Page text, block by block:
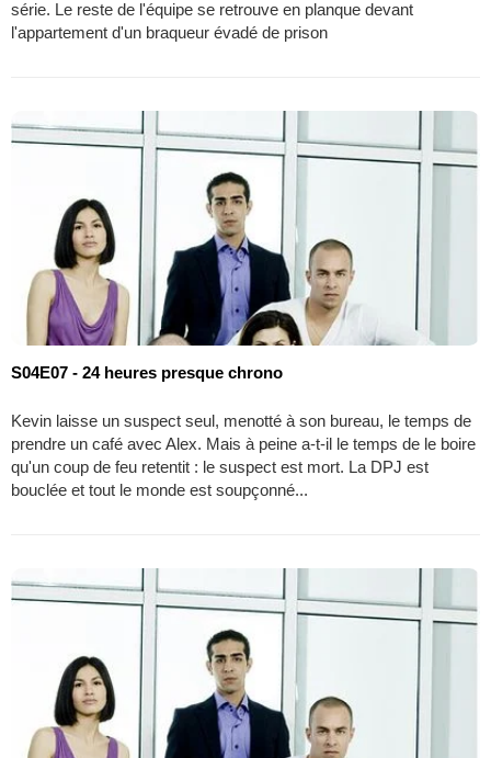
série. Le reste de l'équipe se retrouve en planque devant
l'appartement d'un braqueur évadé de prison
S04E07 - 24 heures presque chrono
Kevin laisse un suspect seul, menotté à son bureau, le temps de
prendre un café avec Alex. Mais à peine a-t-il le temps de le boire
qu'un coup de feu retentit : le suspect est mort. La DPJ est
bouclée et tout le monde est soupçonné...